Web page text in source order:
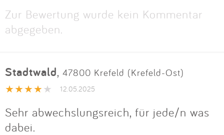
Zur Bewertung wurde kein Kommentar
abgegeben.
Stadtwald, 47800 Krefeld (Krefeld-Ost)
12.05.2025
Sehr abwechslungsreich, für jede/n was
dabei.